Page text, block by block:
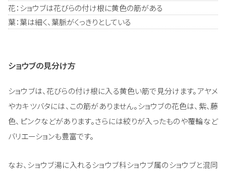
花：ショウブは花びらの付け根に黄色の筋がある
葉：葉は細く、葉脈がくっきりとしている
ショウブの見分け方
ショウブは、花びらの付け根に入る黄色い筋で見分けます。アヤメ
やカキツバタには、この筋がありません。ショウブの花色は、紫、藤
色、ピンクなどがあります。さらには絞りが入ったものや覆輪など
バリエーションも豊富です。
なお、ショウブ湯に入れるショウブ科ショウブ属のショウブと混同